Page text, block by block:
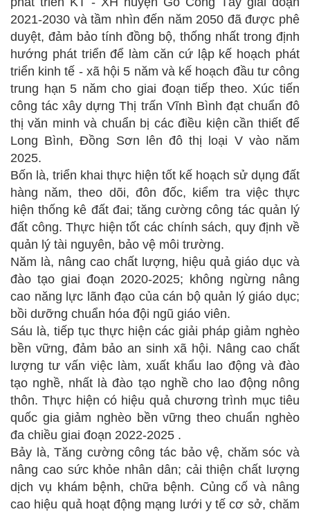
2021-2030 và tầm nhìn đến năm 2050 đã được phê
duyệt, đảm bảo tính đồng bộ, thống nhất trong định
hướng phát triển để làm căn cứ lập kế hoạch phát
triển kinh tế - xã hội 5 năm và kế hoạch đầu tư công
trung hạn 5 năm cho giai đoạn tiếp theo. Xúc tiến
công tác xây dựng Thị trấn Vĩnh Bình đạt chuẩn đô
thị văn minh và chuẩn bị các điều kiện cần thiết để
Long Bình, Đồng Sơn lên đô thị loại V vào năm
2025.
Bốn là, triển khai thực hiện tốt kế hoạch sử dụng đất
hàng năm, theo dõi, đôn đốc, kiểm tra việc thực
hiện thống kê đất đai; tăng cường công tác quản lý
đất công. Thực hiện tốt các chính sách, quy định về
quản lý tài nguyên, bảo vệ môi trường.
Năm là, nâng cao chất lượng, hiệu quả giáo dục và
đào tạo giai đoạn 2020-2025; không ngừng nâng
cao năng lực lãnh đạo của cán bộ quản lý giáo dục;
bồi dưỡng chuẩn hóa đội ngũ giáo viên.
Sáu là, tiếp tục thực hiện các giải pháp giảm nghèo
bền vững, đảm bảo an sinh xã hội. Nâng cao chất
lượng tư vấn việc làm, xuất khẩu lao động và đào
tạo nghề, nhất là đào tạo nghề cho lao động nông
thôn. Thực hiện có hiệu quả chương trình mục tiêu
quốc gia giảm nghèo bền vững theo chuẩn nghèo
đa chiều giai đoạn 2022-2025 .
Bảy là, Tăng cường công tác bảo vệ, chăm sóc và
nâng cao sức khỏe nhân dân; cải thiện chất lượng
dịch vụ khám bệnh, chữa bệnh. Củng cố và nâng
cao hiệu quả hoạt động mạng lưới y tế cơ sở, chăm